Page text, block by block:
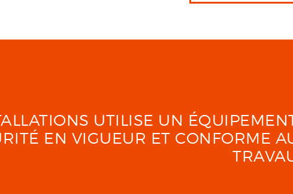
UTILISE UN
EN VIGUEUR ET CONFORME